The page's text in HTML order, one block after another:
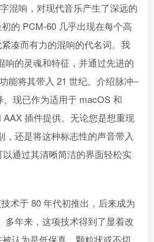
混响，对现代音乐产生了深远的
的 PCM-60 几乎出现在每个高
凑而有力的混响的代名词。我
响的灵魂和特征，并通过先进的
能将其带入 21 世纪。介绍脉冲–
现已作为适用于 macOS 和
AAX 插件提供。无论您是想重现
，还是将这种标志性的声音带入
通过其清晰简洁的界面轻松实
术于 80 年代初推出，后来成为
多年来，这项技术得到了显着改
认为是低保真、颗粒状或不切